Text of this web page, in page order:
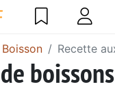
Boisson Recette